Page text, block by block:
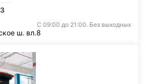
С 09:00 до 21:00. Без выходных
ш. вл.8